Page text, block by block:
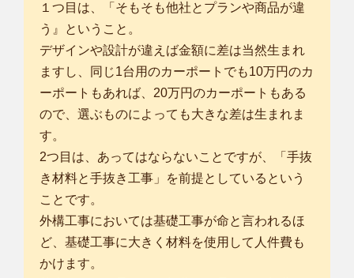
１つ目は、「そもそも他社とプランや商品が違
う』ということ。
デザインや設計が違えば金額に差は当然生まれ
ますし、同じ1台用のカーポートでも10万円のカ
ーポートもあれば、20万円のカーポートもある
ので、選ぶものによっても大きな差は生まれま
す。
2つ目は、あってはならないことですが、「手抜
き材料と手抜き工事」を前提としているという
ことです。
外構工事においては基礎工事が命と言われるほ
ど、基礎工事に大きく材料を使用して人件費も
かけます。